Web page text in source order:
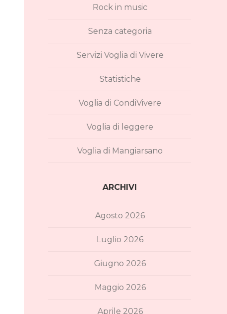
Rock in music
Senza categoria
Servizi Voglia di Vivere
Statistiche
Voglia di CondiVivere
Voglia di leggere
Voglia di Mangiarsano
ARCHIVI
Agosto 2026
Luglio 2026
Giugno 2026
Maggio 2026
Aprile 2026